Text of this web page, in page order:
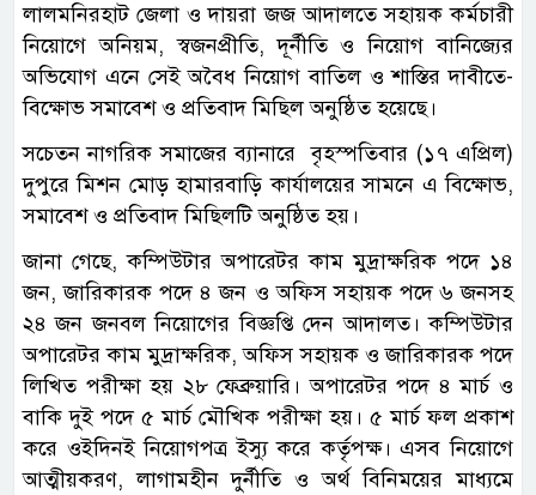
লালমনিরহাট জেলা ও দায়রা জজ আদালতে সহায়ক কর্মচারী
নিয়োগে অনিয়ম, স্বজনপ্রীতি, দূর্নীতি ও নিয়োগ বানিজ্যের
অভিযোগ এনে সেই অবৈধ নিয়োগ বাতিল ও শাস্তির দাবীতে-
বিক্ষোভ সমাবেশ ও প্রতিবাদ মিছিল অনুষ্ঠিত হয়েছে।
সচেতন নাগরিক সমাজের ব্যানারে বৃহস্পতিবার (১৭ এপ্রিল)
দুপুরে মিশন মোড় হামারবাড়ি কার্যালয়ের সামনে এ বিক্ষোভ,
সমাবেশ ও প্রতিবাদ মিছিলটি অনুষ্ঠিত হয়।
জানা গেছে, কম্পিউটার অপারেটর কাম মুদ্রাক্ষরিক পদে ১৪
জন, জারিকারক পদে ৪ জন ও অফিস সহায়ক পদে ৬ জনসহ
২৪ জন জনবল নিয়োগের বিজ্ঞপ্তি দেন আদালত। কম্পিউটার
অপারেটর কাম মুদ্রাক্ষরিক, অফিস সহায়ক ও জারিকারক পদে
লিখিত পরীক্ষা হয় ২৮ ফেব্রুয়ারি। অপারেটর পদে ৪ মার্চ ও
বাকি দুই পদে ৫ মার্চ মৌখিক পরীক্ষা হয়। ৫ মার্চ ফল প্রকাশ
করে ওইদিনই নিয়োগপত্র ইস্যু করে কর্তৃপক্ষ। এসব নিয়োগে
আত্মীয়করণ, লাগামহীন দুর্নীতি ও অর্থ বিনিময়ের মাধ্যমে